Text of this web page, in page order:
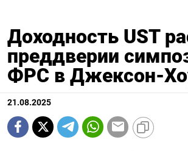
Доходность UST
преддверии
ФРС в Джексон-
21.08.2025